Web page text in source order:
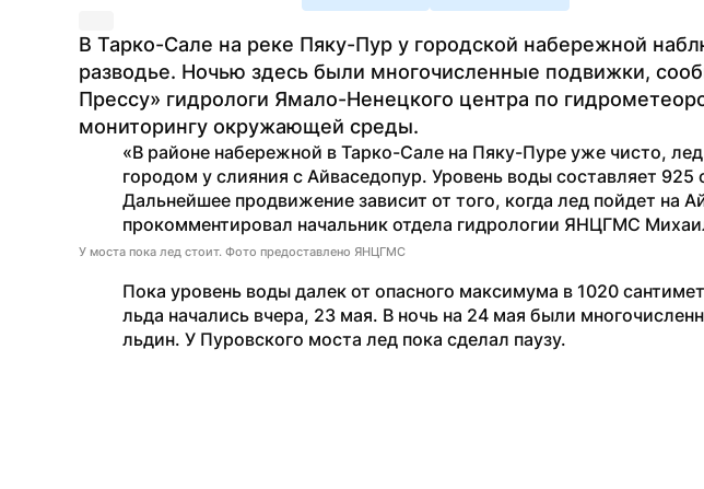
В Тарко-Сале на реке Пяку-Пур у городской набережной
разводье. Ночью здесь были многочисленные подвижки,
Прессу» гидрологи Ямало-Ненецкого центра по
мониторингу окружающей среды.
«В районе набережной в Тарко-Сале на Пяку-Пуре уже чисто, лед
городом у слияния с Айваседопур. Уровень воды составляет 925
Дальнейшее продвижение зависит от того, когда лед пойдет на
прокомментировал начальник отдела гидрологии ЯНЦГМС
У моста пока лед стоит. Фото предоставлено ЯНЦГМС
Пока уровень воды далек от опасного максимума в 1020
льда начались вчера, 23 мая. В ночь на 24 мая были
льдин. У Пуровского моста лед пока сделал паузу.